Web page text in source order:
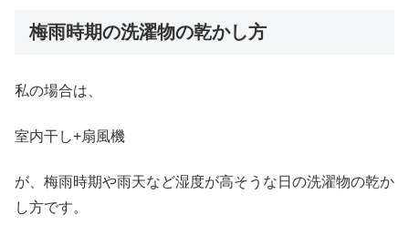
梅雨時期の洗濯物の乾かし方
私の場合は、
室内干し+扇風機
が、梅雨時期や雨天など湿度が高そうな日の洗濯物の乾か
し方です。